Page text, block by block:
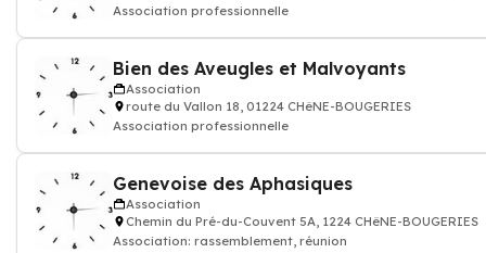
Association professionnelle
Bien des Aveugles et Malvoyants
Association
route du Vallon 18, 01224 CHêNE-BOUGERIES
Association professionnelle
Genevoise des Aphasiques
Association
Chemin du Pré-du-Couvent 5A, 1224 CHêNE-BOUGERIES
Association: rassemblement, réunion